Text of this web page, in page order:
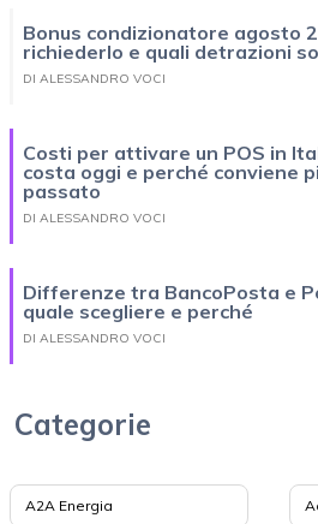
Bonus condizionatore agosto
richiederlo e quali detrazioni
DI ALESSANDRO VOCI
Costi per attivare un POS in
costa oggi e perché conviene
passato
DI ALESSANDRO VOCI
Differenze tra BancoPosta e
quale scegliere e perché
DI ALESSANDRO VOCI
Categorie
A2A Energia